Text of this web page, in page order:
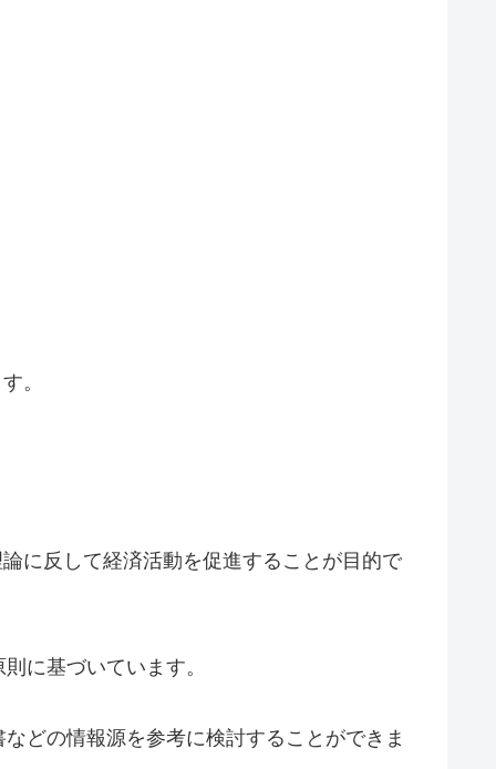
。
に反して経済活動を促進することが目的で
に基づいています。
どの情報源を参考に検討することができま